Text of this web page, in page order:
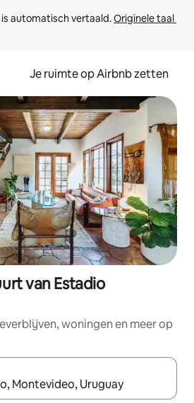
automatisch vertaald. Originele taal
Je ruimte op Airbnb zetten
van Estadio
woningen en meer op
beschikbaar zijn, maak je een keuze